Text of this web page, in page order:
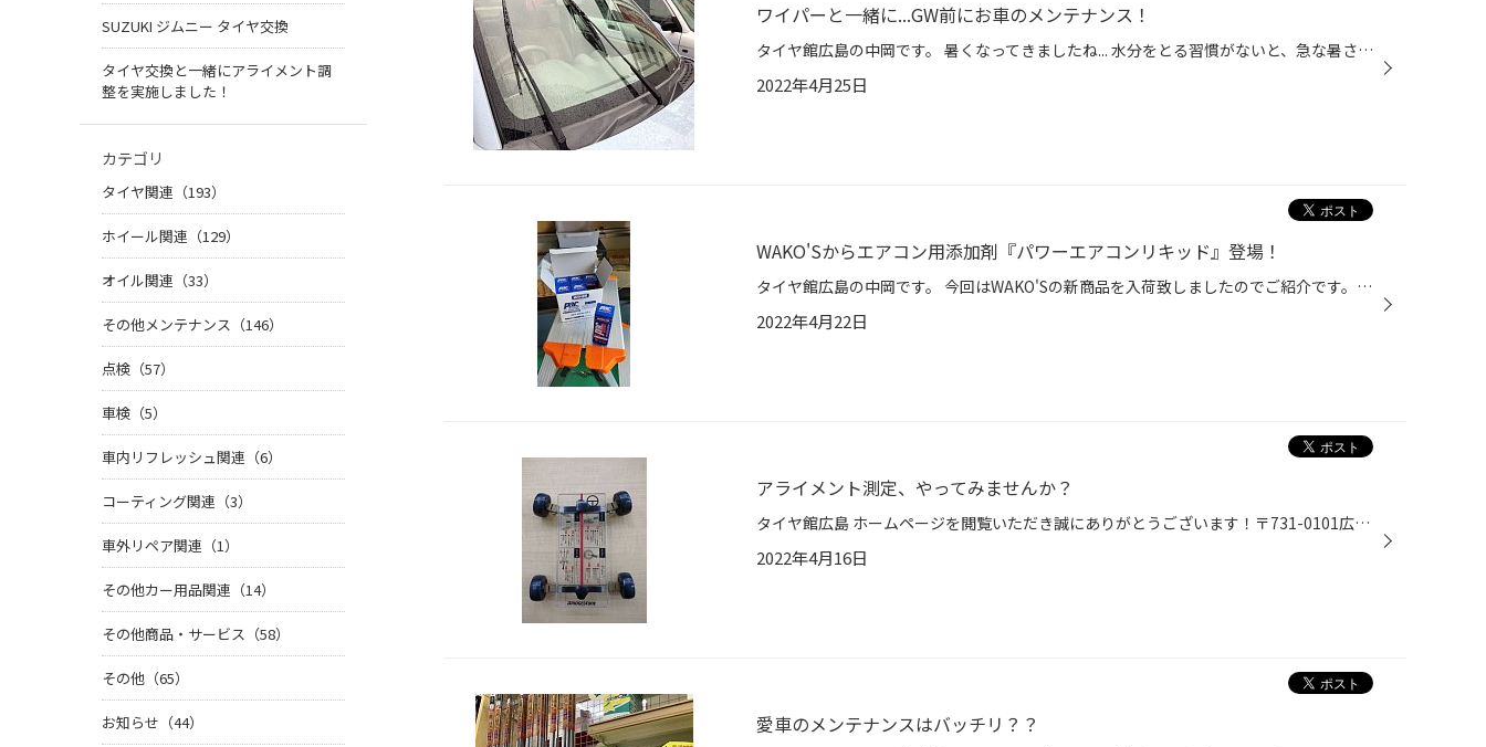
ワイパーと一緒に...GW前にお車のメンテナンス！
タイヤ館広島の中岡です。 暑くなってきましたね... 水分をとる習慣がないと、急な暑さに対応できず体調を崩しやすいので 今のうちからのどが渇いてなくても水分をとる癖をつけていきましょう！ 皆様、ゴールデンウィーク前のメンテナンスは大丈夫でしょうか？ 今回はワイパー及びお得なサービスに...
2022年4月25日
WAKO'Sからエアコン用添加剤『パワーエアコンリキッド』登場！
タイヤ館広島の中岡です。 今回はWAKO'Sの新商品を入荷致しましたのでご紹介です。 その名も『パワーエアコンリキッド』 簡単にご説明すると、 ①最近の車のエアコンは、使っているガスの種類が変化 ②そのまま使い続けエアコンが効かなくなると、修理に高額な費用が... ③なら、そうなる前に年1回メン...
2022年4月22日
アライメント測定、やってみませんか？
タイヤ館広島 ホームページを閲覧いただき誠にありがとうございます！〒731-0101広島県広島市安佐南区八木1丁目1-28-26国道54号線 城南中学校入口交差点 曲がってすぐにあります！(中区方面からだと右折、可部方面からだと左折です)TEL : 082-873-7772営業時間 10:30 ～ 19:00(作業受付は18:30まで...
2022年4月16日
愛車のメンテナンスはバッチリ？？
SUZUKI ジムニー タイヤ交換
タイヤ交換と一緒にアライメント調
整を実施しました！
カテゴリ
タイヤ関連（193）
ホイール関連（129）
オイル関連（33）
その他メンテナンス（146）
点検（57）
車検（5）
車内リフレッシュ関連（6）
コーティング関連（3）
車外リペア関連（1）
その他カー用品関連（14）
その他商品・サービス（58）
その他（65）
お知らせ（44）